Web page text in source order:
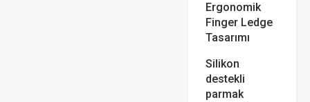
Ergonomik
Finger Ledge
Tasarımı
Silikon
destekli
parmak